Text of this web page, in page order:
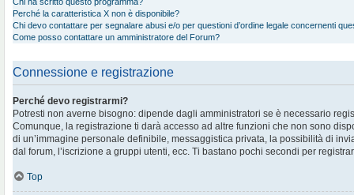
Perché la caratteristica X non è disponibile?
Chi devo contattare per segnalare abusi e/o per questioni d’ordine legale concernenti
Come posso contattare un amministratore del Forum?
Connessione e registrazione
Perché devo registrarmi?
Potresti non averne bisogno: dipende dagli amministratori se è necessario
Comunque, la registrazione ti darà accesso ad altre funzioni che non sono
di un’immagine personale definibile, messaggistica privata, la possibilità di
dal forum, l’iscrizione a gruppi utenti, ecc. Ti bastano pochi secondi per
Top